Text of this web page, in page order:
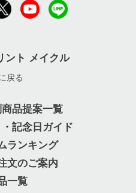
ント メイクル
戻る
品提案一覧
記念日ガイド
ランキング
文のご案内
一覧